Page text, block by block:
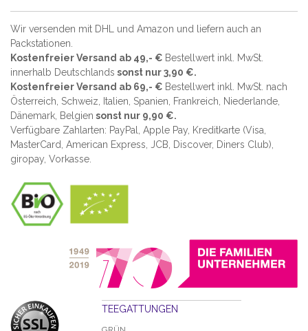
Wir versenden mit DHL und Amazon und liefern auch an
Packstationen.
Kostenfreier Versand ab 49,- € Bestellwert inkl. MwSt.
innerhalb Deutschlands sonst nur 3,90 €.
Kostenfreier Versand ab 69,- € Bestellwert inkl. MwSt. nach
Österreich, Schweiz, Italien, Spanien, Frankreich, Niederlande,
Dänemark, Belgien sonst nur 9,90 €.
Verfügbare Zahlarten: PayPal, Apple Pay, Kreditkarte (Visa,
MasterCard, American Express, JCB, Discover, Diners Club),
giropay, Vorkasse.
TEEGATTUNGEN